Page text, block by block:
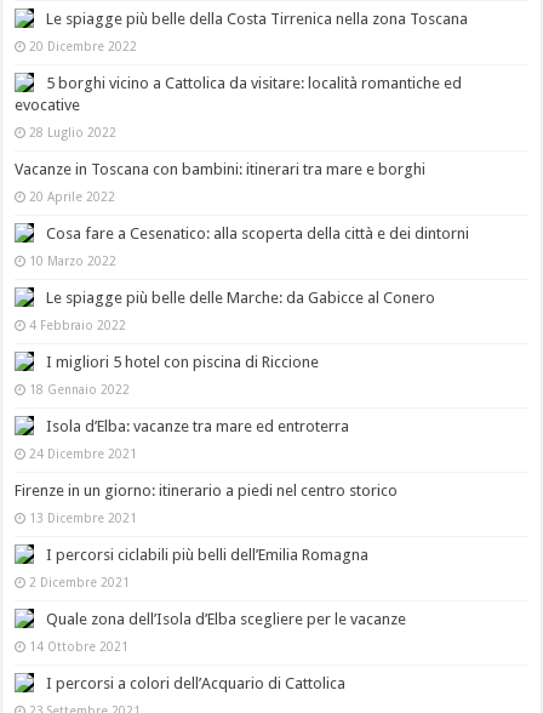
Le spiagge più belle della Costa Tirrenica nella zona Toscana
20 Dicembre 2022
5 borghi vicino a Cattolica da visitare: località romantiche ed
evocative
28 Luglio 2022
Vacanze in Toscana con bambini: itinerari tra mare e borghi
20 Aprile 2022
Cosa fare a Cesenatico: alla scoperta della città e dei dintorni
10 Marzo 2022
Le spiagge più belle delle Marche: da Gabicce al Conero
4 Febbraio 2022
I migliori 5 hotel con piscina di Riccione
18 Gennaio 2022
Isola d’Elba: vacanze tra mare ed entroterra
24 Dicembre 2021
Firenze in un giorno: itinerario a piedi nel centro storico
13 Dicembre 2021
I percorsi ciclabili più belli dell’Emilia Romagna
2 Dicembre 2021
Quale zona dell’Isola d’Elba scegliere per le vacanze
14 Ottobre 2021
I percorsi a colori dell’Acquario di Cattolica